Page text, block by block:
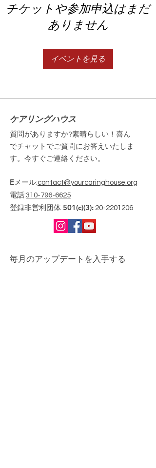
チケットや参加申込はまだ
ありません
イベントを見る
ケアリングハウス
質問がありますか?素晴らしい！喜ん
でチャットでご質問にお答えいたしま
す。今すぐご連絡ください。
Eメール:contact@yourcaringhouse.org
電話:310-796-6625
登録非営利団体 501(c)(3): 20-2201206
毎月のアップデートを入手する